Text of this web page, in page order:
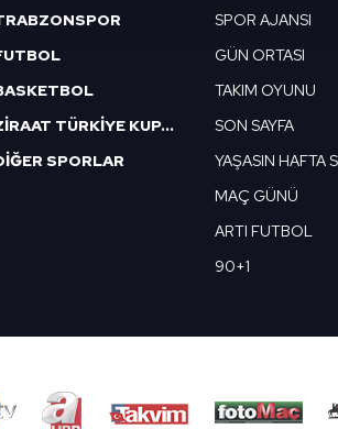
çerezler, sitemizin daha işlevsel
yer alan panel vasıtasıyla
Metnimizi ziyaret edebilirsiniz.
Kanunu uyarınca hazırlanmış
çerezlerle ilgili bilgi almak için lütfen
ZİRAAT TÜRKİYE KUPASI
SPORLAR
SPOR AJANSI
GÜN ORTASI
TAKIM OYUNU
SON SAYFA
YAŞASIN HAFTA
MAÇ GÜNÜ
ARTI FUTBOL
90+1